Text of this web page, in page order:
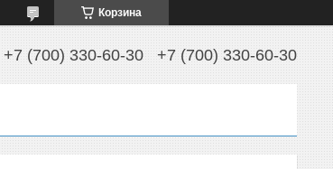
Корзина
+7 (700) 330-60-30 +7 (700) 330-60-30